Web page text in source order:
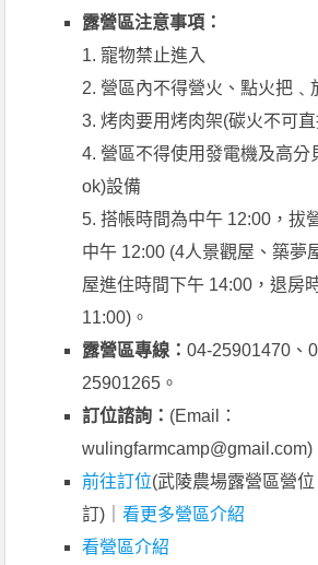
露營區注意事項：
1. 寵物禁止進入
2. 營區內不得營火、點火把﹑
3. 烤肉要用烤肉架(碳火不可
4. 營區不得使用發電機及高分
ok)設備
5. 搭帳時間為中午 12:00，拔
中午 12:00 (4人景觀屋、築夢
屋進住時間下午 14:00，退房
11:00)。
露營區專線：04-25901470、
25901265。
訂位諮詢： (Email：
wulingfarmcamp@gmail.com)
前往訂位(武陵農場露營區營
訂)｜看更多營區介紹
看營區介紹